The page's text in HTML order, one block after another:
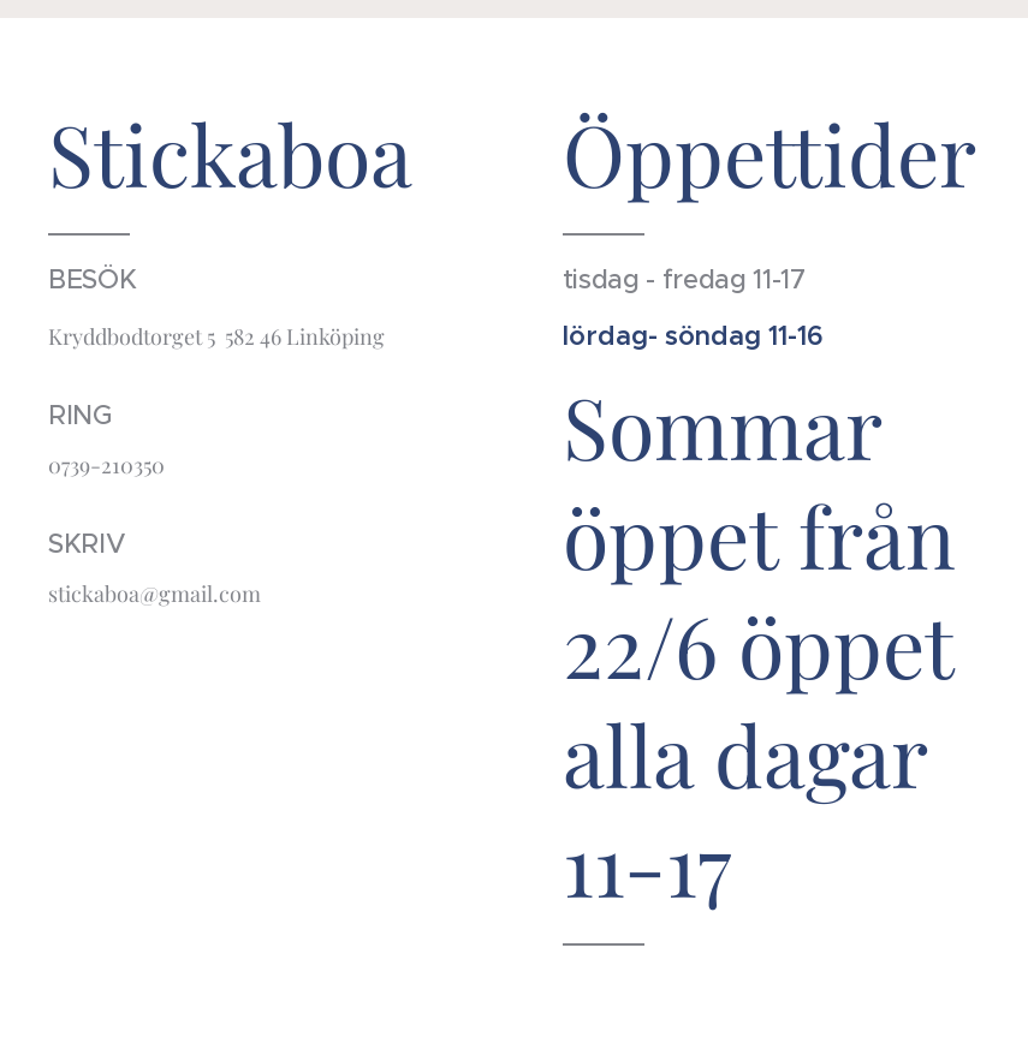
Stickaboa
BESÖK
Kryddbodtorget 5 582 46 Linköping
RING
0739-210350
SKRIV
stickaboa@gmail.com
Öppettider
tisdag - fredag 11-17
lördag- söndag 11-16
Sommar
öppet från
22/6 öppet
alla dagar
11-17